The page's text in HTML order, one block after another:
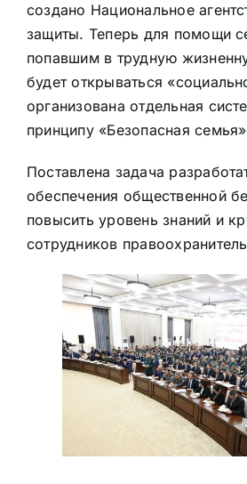
создано Национальное
защиты. Теперь для помощи
попавшим в трудную
будет открываться
организована отдельная
принципу «Безопасная
Поставлена ​​задача
обеспечения общественной
повысить уровень знаний и
сотрудников